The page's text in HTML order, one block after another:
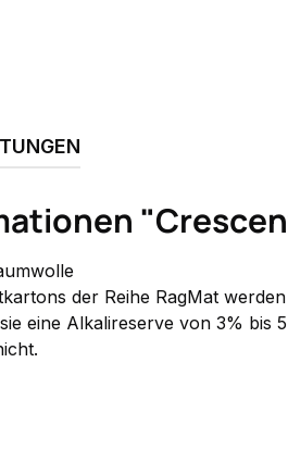
der Reihe RagMat
eine Alkalireserve von 3% bis